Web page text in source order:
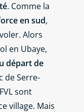
. Comme la
en sud,
Alors
en Ubaye,
départ de
de Serre-
sont
village. Mais